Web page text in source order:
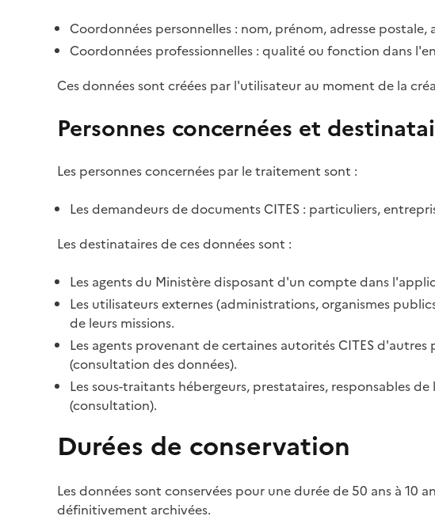
Coordonnées personnelles : nom, prénom, adresse
Coordonnées professionnelles : qualité ou fonction dans
Ces données sont créées par l'utilisateur au moment de la
Personnes concernées et
Les personnes concernées par le traitement sont :
Les demandeurs de documents CITES : particuliers,
Les destinataires de ces données sont :
Les agents du Ministère disposant d'un compte dans
Les utilisateurs externes (administrations, organismes
de leurs missions.
Les agents provenant de certaines autorités CITES
(consultation des données).
Les sous-traitants hébergeurs, prestataires, responsables
(consultation).
Durées de conservation
Les données sont conservées pour une durée de 50 ans à
définitivement archivées.